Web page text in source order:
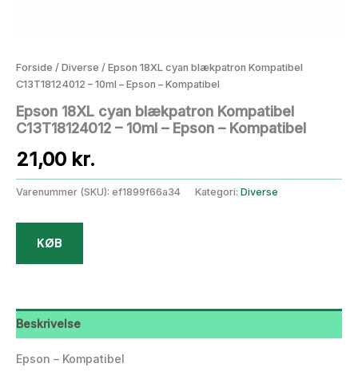
Forside / Diverse / Epson 18XL cyan blækpatron Kompatibel
C13T18124012 – 10ml – Epson – Kompatibel
Epson 18XL cyan blækpatron Kompatibel
C13T18124012 – 10ml – Epson – Kompatibel
21,00 kr.
Varenummer (SKU): ef1899f66a34 Kategori: Diverse
KØB
Beskrivelse
Epson – Kompatibel